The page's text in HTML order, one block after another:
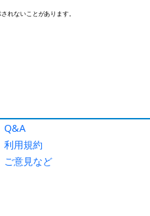
Q&A
利用規約
ご意見など